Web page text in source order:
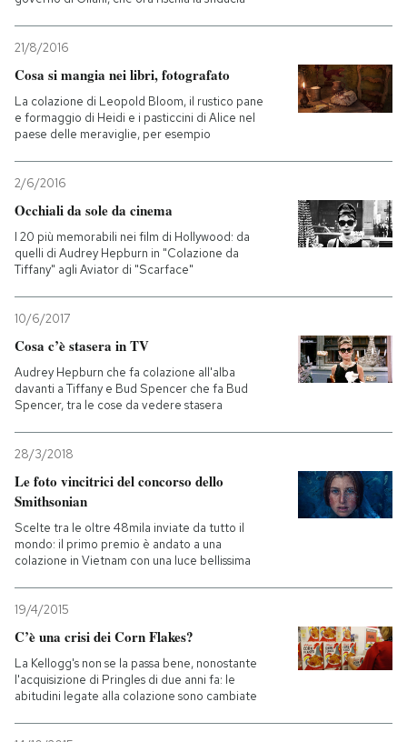
21/8/2016
Cosa si mangia nei libri, fotografato
La colazione di Leopold Bloom, il rustico pane
e formaggio di Heidi e i pasticcini di Alice nel
paese delle meraviglie, per esempio
2/6/2016
Occhiali da sole da cinema
I 20 più memorabili nei film di Hollywood: da
quelli di Audrey Hepburn in "Colazione da
Tiffany" agli Aviator di "Scarface"
10/6/2017
Cosa c’è stasera in TV
Audrey Hepburn che fa colazione all'alba
davanti a Tiffany e Bud Spencer che fa Bud
Spencer, tra le cose da vedere stasera
28/3/2018
Le foto vincitrici del concorso dello
Smithsonian
Scelte tra le oltre 48mila inviate da tutto il
mondo: il primo premio è andato a una
colazione in Vietnam con una luce bellissima
19/4/2015
C’è una crisi dei Corn Flakes?
La Kellogg's non se la passa bene, nonostante
l'acquisizione di Pringles di due anni fa: le
abitudini legate alla colazione sono cambiate